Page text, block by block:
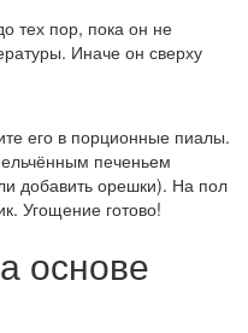
тех пор, пока он не
Иначе он сверху
его в порционные пиалы.
печеньем
добавить орешки). На пол
Угощение готово!
основе